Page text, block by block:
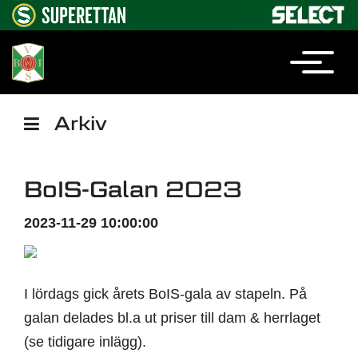
Arkiv
BoIS-Galan 2023
2023-11-29 10:00:00
I lördags gick årets BoIS-gala av stapeln. På
galan delades bl.a ut priser till dam & herrlaget
(se tidigare inlägg).